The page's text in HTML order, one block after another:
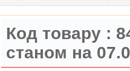
Код товару :
станом на